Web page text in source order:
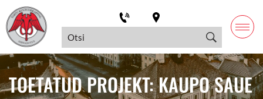
TOETATUD PROJEKT: KAUPO SAUE